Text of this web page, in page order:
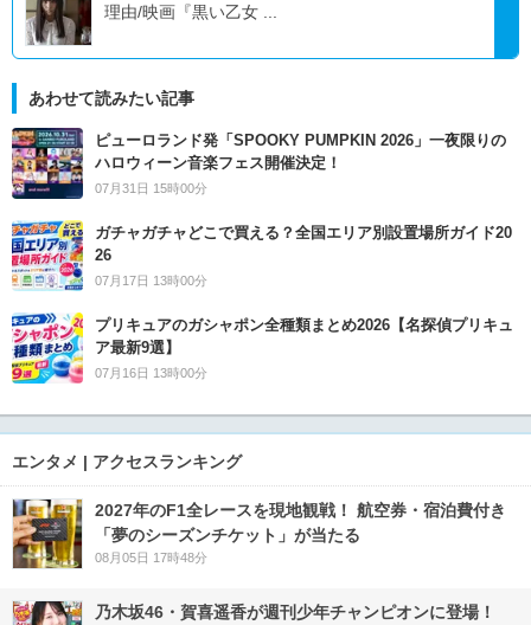
理由/映画『黒い乙女 ...
あわせて読みたい記事
ピューロランド発「SPOOKY PUMPKIN 2026」一夜限りの
ハロウィーン音楽フェス開催決定！
07月31日 15時00分
ガチャガチャどこで買える？全国エリア別設置場所ガイド20
26
07月17日 13時00分
プリキュアのガシャポン全種類まとめ2026【名探偵プリキュ
ア最新9選】
07月16日 13時00分
エンタメ | アクセスランキング
2027年のF1全レースを現地観戦！ 航空券・宿泊費付き
「夢のシーズンチケット」が当たる
08月05日 17時48分
乃木坂46・賀喜遥香が週刊少年チャンピオンに登場！